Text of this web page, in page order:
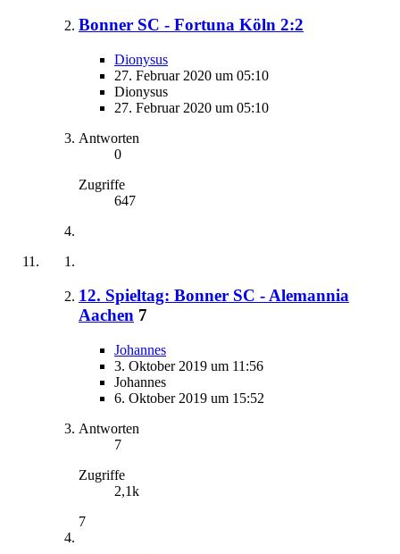
Bonner SC - Fortuna Köln 2:2
Dionysus
27. Februar 2020 um 05:10
Dionysus
27. Februar 2020 um 05:10
Antworten
0
Zugriffe
647
12. Spieltag: Bonner SC - Alemannia
Aachen 7
Johannes
3. Oktober 2019 um 11:56
Johannes
6. Oktober 2019 um 15:52
Antworten
7
Zugriffe
2,1k
7